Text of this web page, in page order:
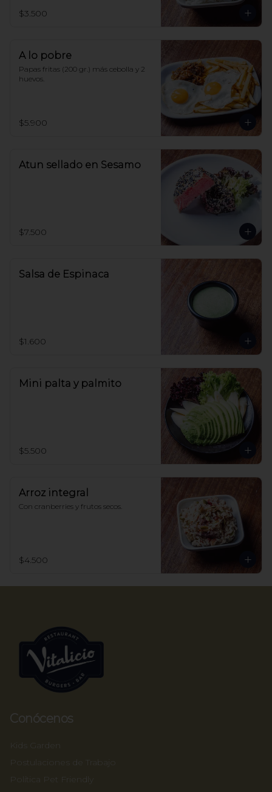
$3.500
A lo pobre
Papas fritas (200 gr.) más cebolla y 2
huevos.
$5.900
Atun sellado en Sesamo
$7.500
Salsa de Espinaca
$1.600
Mini palta y palmito
$5.500
Arroz integral
Con cranberries y frutos secos.
$4.500
Conócenos
Kids Garden
Postulaciones de Trabajo
Política Pet Friendly